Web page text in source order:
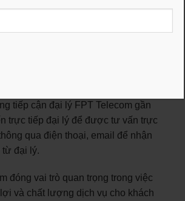
cập nhật và cung cấp thông tin về
mãi và ưu đãi của FPT
có thể tìm hiểu về những ưu đãi
tiếp cận đại lý FPT Telecom gần
trực tiếp đại lý để được tư vấn trực
qua điện thoại, email để nhận
từ đại lý.
đóng vai trò quan trọng trong việc
và chất lượng dịch vụ cho khách